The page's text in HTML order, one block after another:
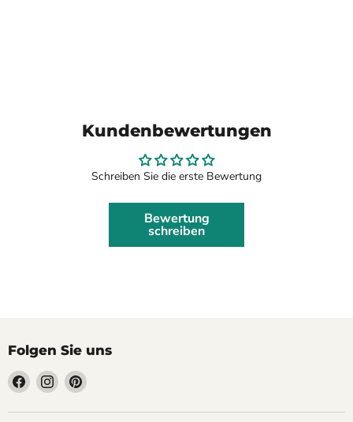
Kundenbewertungen
Schreiben Sie die erste Bewertung
Bewertung
schreiben
Folgen Sie uns
Finden
Sie
uns
Finden
Sie
uns
Finden
uns